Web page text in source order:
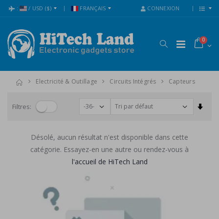
: / USD ($) FRANÇAIS CONNEXION
0
Electricité & Outillage Circuits Intégrés Capteurs
Filtres: Trier
Désolé, aucun résultat n'est disponible dans cette
catégorie. Essayez-en une autre ou rendez-vous à
l'accueil de HiTech Land